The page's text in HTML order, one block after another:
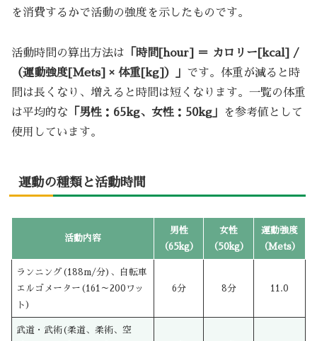
を消費するかで活動の強度を示したものです。
活動時間の算出方法は 「時間[hour] ＝ カロリー[kcal] /
（運動強度[Mets] × 体重[kg]）」 です。体重が減ると時
間は長くなり、増えると時間は短くなります。一覧の体重
は平均的な 「男性：65kg、女性：50kg」
を参考値として
使用しています。
運動の種類と活動時間
活動内容
男性
（65kg）
女性
（50kg）
運動強度
（Mets）
ランニング(188m/分)、自転車
エルゴメーター(161～200ワッ
ト)
6分 8分 11.0
武道・武術(柔道、柔術、空